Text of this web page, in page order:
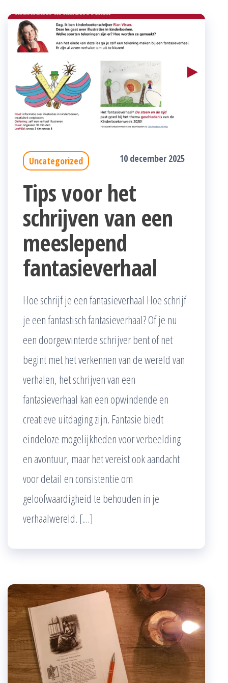
Uncategorized 10 december 2025
Tips voor het
schrijven van een
meeslepend
fantasieverhaal
Hoe schrijf je een fantasieverhaal Hoe schrijf
je een fantastisch fantasieverhaal? Of je nu
een doorgewinterde schrijver bent of net
begint met het verkennen van de wereld van
verhalen, het schrijven van een
fantasieverhaal kan een opwindende en
creatieve uitdaging zijn. Fantasie biedt
eindeloze mogelijkheden voor verbeelding
en avontuur, maar het vereist ook aandacht
voor detail en consistentie om
geloofwaardigheid te behouden in je
verhaalwereld. […]